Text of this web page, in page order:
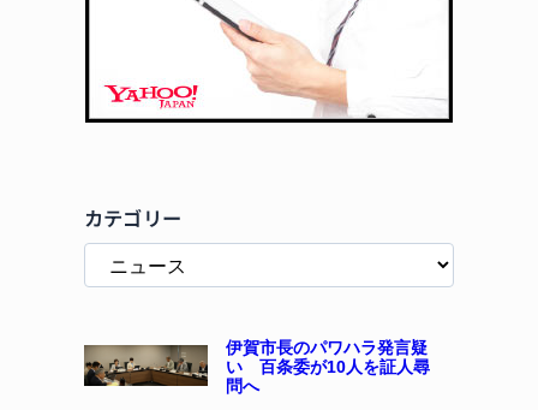
カテゴリー
伊賀市長のパワハラ発言疑
い 百条委が10人を証人尋
問へ